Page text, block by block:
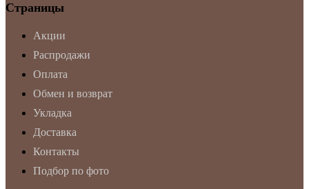
Страницы
Акции
Распродажи
Оплата
Обмен и возврат
Укладка
Доставка
Контакты
Подбор по фото